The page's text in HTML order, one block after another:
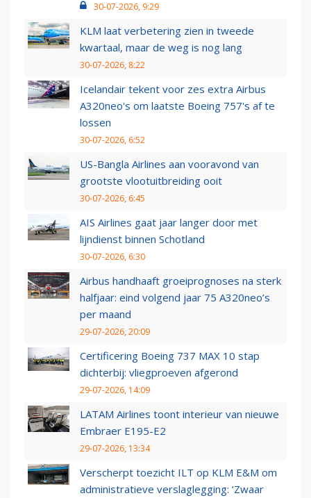
30-07-2026, 9:29
KLM laat verbetering zien in tweede
kwartaal, maar de weg is nog lang
30-07-2026, 8:22
Icelandair tekent voor zes extra Airbus
A320neo's om laatste Boeing 757's af te
lossen
30-07-2026, 6:52
US-Bangla Airlines aan vooravond van
grootste vlootuitbreiding ooit
30-07-2026, 6:45
AIS Airlines gaat jaar langer door met
lijndienst binnen Schotland
30-07-2026, 6:30
Airbus handhaaft groeiprognoses na sterk
halfjaar: eind volgend jaar 75 A320neo’s
per maand
29-07-2026, 20:09
Certificering Boeing 737 MAX 10 stap
dichterbij: vliegproeven afgerond
29-07-2026, 14:09
LATAM Airlines toont interieur van nieuwe
Embraer E195-E2
29-07-2026, 13:34
Verscherpt toezicht ILT op KLM E&M om
administratieve verslaglegging: ‘Zwaar